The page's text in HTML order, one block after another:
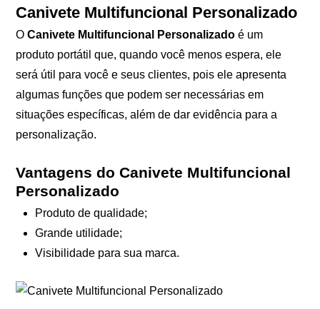
Canivete Multifuncional Personalizado
OCanivete Multifuncional Personalizado é um
produto portátil que, quando você menos espera, ele
será útil para você e seus clientes, pois ele apresenta
algumas funções que podem ser necessárias em
situações específicas, além de dar evidência para a
personalização.
Vantagens do Canivete Multifuncional
Personalizado
Produto de qualidade;
Grande utilidade;
Visibilidade para sua marca.